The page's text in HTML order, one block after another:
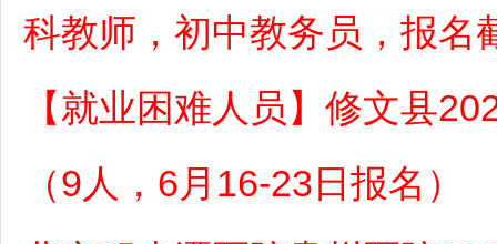
科教师，初中教务员，报名
【就业困难人员】修文县
（9人，6月16-23日报名）